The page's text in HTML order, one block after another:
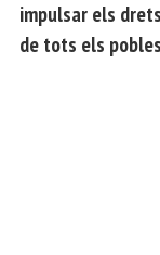
impulsar els
de tots els